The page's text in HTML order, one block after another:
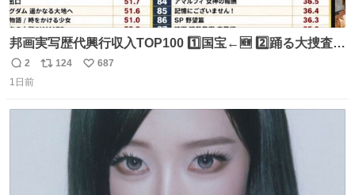
邦画実写歴代興行収入TOP100 1️⃣国宝←🆕 2️⃣踊る大捜査線
THE MOVIE2 3️⃣南極物語 4️⃣踊る大捜査線 THE MOVIE 5️⃣
子猫物語 6️⃣劇場版コード・ブルー 7️⃣天と地と 8️⃣永遠の0
どなく、お別れです←🆕 … 60位 キングダム 魂の決戦←🆕
返
信
2
リ
124
い
数
687
1日前